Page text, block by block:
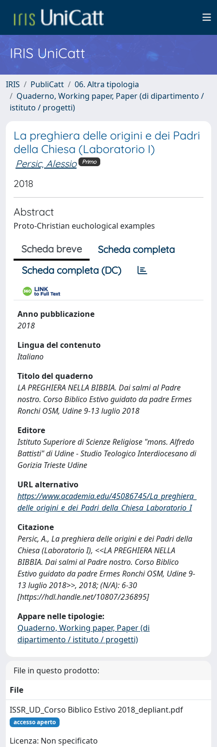
IRIS UniCatt
IRIS PubliCatt
06. Altra tipologia
Quaderno, Working paper, Paper (di dipartimento /
istituto / progetti)
La preghiera delle origini e dei Padri
della Chiesa (Laboratorio I)
Persic, Alessio Primo
2018
Abstract
Proto-Christian euchological examples
Scheda breve
Scheda completa
Scheda completa (DC)
Anno pubblicazione
2018
Lingua del contenuto
Italiano
Titolo del quaderno
LA PREGHIERA NELLA BIBBIA. Dai salmi al Padre
nostro. Corso Biblico Estivo guidato da padre Ermes
Ronchi OSM, Udine 9-13 luglio 2018
Editore
Istituto Superiore di Scienze Religiose "mons. Alfredo
Battisti" di Udine - Studio Teologico Interdiocesano di
Gorizia Trieste Udine
URL alternativo
https://www.academia.edu/45086745/La_preghiera_
delle_origini_e_dei_Padri_della_Chiesa_Laboratorio_I
Citazione
Persic, A., La preghiera delle origini e dei Padri della
Chiesa (Laboratorio I), <<LA PREGHIERA NELLA
BIBBIA. Dai salmi al Padre nostro. Corso Biblico
Estivo guidato da padre Ermes Ronchi OSM, Udine 9-
13 luglio 2018>>, 2018; (N/A): 6-30
[https://hdl.handle.net/10807/236895]
Appare nelle tipologie:
Quaderno, Working paper, Paper (di
dipartimento / istituto / progetti)
File in questo prodotto:
File
ISSR_UD_Corso Biblico Estivo 2018_depliant.pdf
accesso aperto
Licenza: Non specificato